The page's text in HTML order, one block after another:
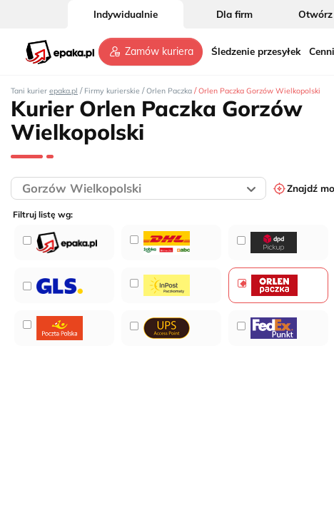
Indywidualnie Dla firm
Zamów kuriera Śledzenie przesyłek
Tani kurier epaka.pl / Firmy kurierskie / Orlen Paczka / Orlen Paczka Gorzów Wielkopolski
Kurier Orlen Paczka Gorzów
Wielkopolski
Znajdź
Filtruj listę wg: